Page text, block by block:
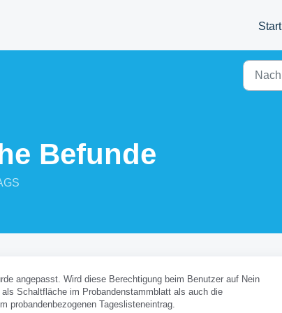
Start
Befunde
angepasst. Wird diese Berechtigung beim Benutzer auf Nein
Schaltfläche im Probandenstammblatt als auch die
probandenbezogenen Tageslisteneintrag.